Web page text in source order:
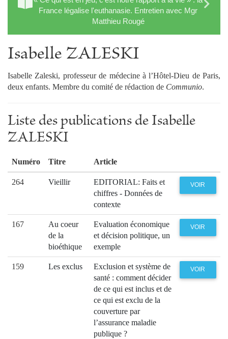
France légalise l'euthanasie. Entretien avec Mgr
Matthieu Rougé
Isabelle ZALESKI
Isabelle Zaleski, professeur de médecine à l’Hôtel‑Dieu de Paris,
deux enfants. Membre du comité de rédaction de Communio.
Liste des publications de Isabelle
ZALESKI
Numéro Titre Article
264 Vieillir
EDITORIAL: Faits et
chiffres - Données de
contexte
VOIR
167
Au coeur
de la
bioéthique
Evaluation économique
et décision politique, un
exemple
VOIR
159 Les exclus
Exclusion et système de
santé : comment décider
de ce qui est inclus et de
ce qui est exclu de la
couverture par
l’assurance maladie
publique ?
VOIR